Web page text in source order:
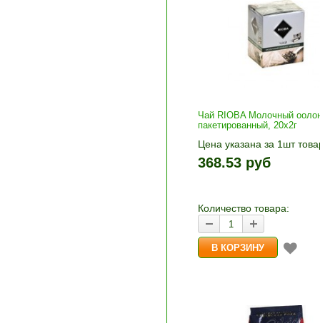
Чай RIOBA Молочный
пакетированный, 20х2г
Цена указана за 1шт
1шт прибавляется
и «-». Выберите нужное
368.53 руб
Количество товара: